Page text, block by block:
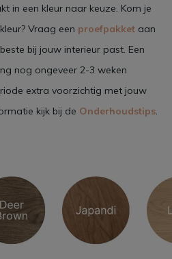
in een kleur naar keuze. Kom je
Vraag een proefpakket aan
bij jouw interieur past. Een
nog ongeveer 2-3 weken
extra voorzichtig met jouw
kijk bij de Onderhoudstips.